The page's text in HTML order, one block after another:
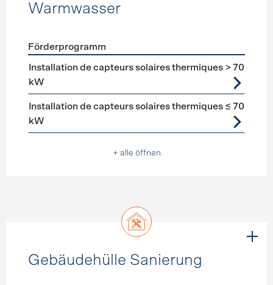
Warmwasser
Förderprogramme Warmwasser
Förderprogramm
Installation de capteurs solaires thermiques > 70
kW
Installation de capteurs solaires thermiques ≤ 70
kW
+ alle öffnen
Gebäudehülle Sanierung